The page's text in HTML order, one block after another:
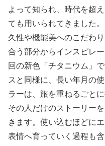
よって知られ、時代を超
ても用いられてきました
久性や機能美へのこだわ
合う部分からインスピレ
回の新色「チタニウム」
スと同様に、長い年月の
ラーは、旅を重ねるごと
その人だけのストーリー
きます。使い込むほどに
表情へ育っていく過程も